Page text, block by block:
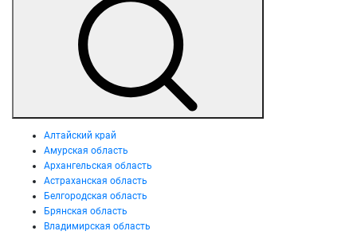
Алтайский край
Амурская область
Архангельская область
Астраханская область
Белгородская область
Брянская область
Владимирская область